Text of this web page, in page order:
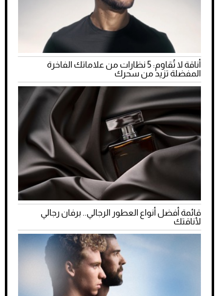
أناقة لا تُقاوم: 5 نظارات من علاماتك الفاخرة
المفضلة تزيد من سحرك
قائمة أفضل أنواع العطور الرجالي.. برفان رجالي
لأناقتك